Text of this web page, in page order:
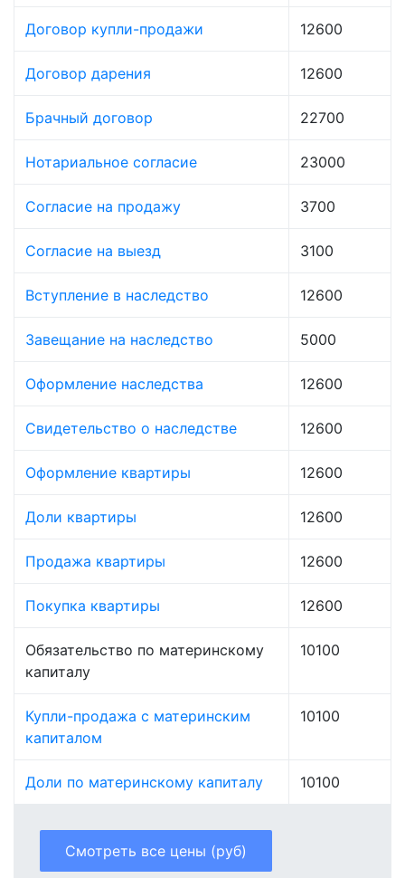
Договор купли-продажи 12600
Договор дарения 12600
Брачный договор 22700
Нотариальное согласие 23000
Согласие на продажу 3700
Согласие на выезд 3100
Вступление в наследство 12600
Завещание на наследство 5000
Оформление наследства 12600
Свидетельство о наследстве 12600
Оформление квартиры 12600
Доли квартиры 12600
Продажа квартиры 12600
Покупка квартиры 12600
Обязательство по материнскому
капиталу
10100
Купли-продажа с материнским
капиталом
10100
Доли по материнскому капиталу 10100
Смотреть все цены (руб)